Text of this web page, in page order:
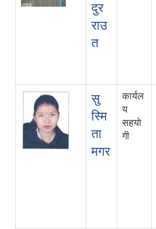
दुर
राउ
त
सु
स्मि
ता
मगर
कार्यल
य
सहयाे
गी